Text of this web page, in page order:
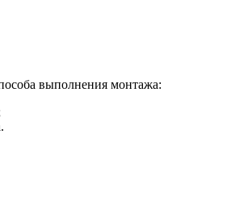
выполнения монтажа: